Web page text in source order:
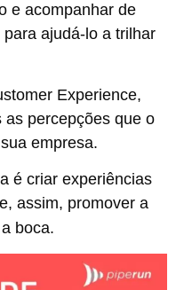
e acompanhar de
ajudá-lo a trilhar
Experience,
percepções que o
empresa.
é criar experiências
assim, promover a
boca.